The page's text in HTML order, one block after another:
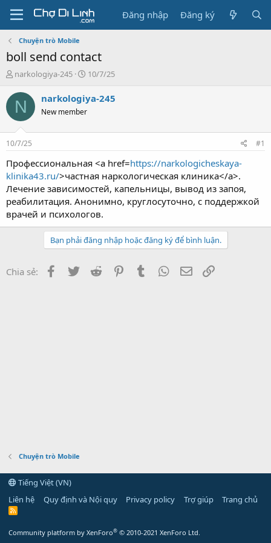
Đăng nhập Đăng ký
Chuyện trò Mobile
boll send contact
T
r
e
a
s
t
a
r
t
e
r
narkologiya-245
N
à
y
10/7/25
N narkologiya-245
New member
10/7/25 #1
Профессиональная <a href=https://narkologicheskaya-
klinika43.ru/>частная наркологическая клиника</a>.
Лечение зависимостей, капельницы, вывод из запоя,
реабилитация. Анонимно, круглосуточно, с поддержкой
врачей и психологов.
Bạn phải đăng nhập hoặc đăng ký để bình luận.
Chia sẻ: Facebook
Twitter Reddit PinterestTumblr WhatsApp
Email
Chuyện trò Mobile
Tiếng Việt (VN)
Liên hệ
Quy định và Nội quy Privacy policy Trợ giúp Trang chủ
R
Community platform by XenForo® © 2010-2021 XenForo Ltd.